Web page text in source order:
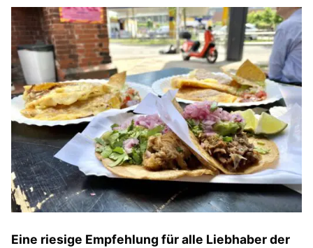
Eine riesige Empfehlung für alle Liebhaber der